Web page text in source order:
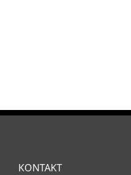
KONTAKT